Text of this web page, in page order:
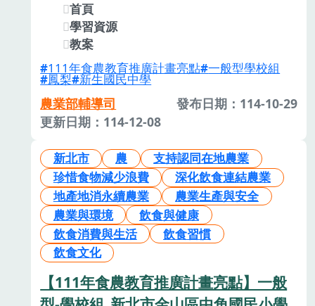
首頁
學習資源
教案
111年食農教育推廣計畫亮點 一般型學校組
鳳梨 新生國民中學
農業部輔導司
發布日期：114-10-29
更新日期：114-12-08
新北市 農
支持認同在地農業
珍惜食物減少浪費
深化飲食連結農業
地產地消永續農業
農業生產與安全
農業與環境
飲食與健康
飲食消費與生活
飲食習慣
飲食文化
【111年食農教育推廣計畫亮點】一般